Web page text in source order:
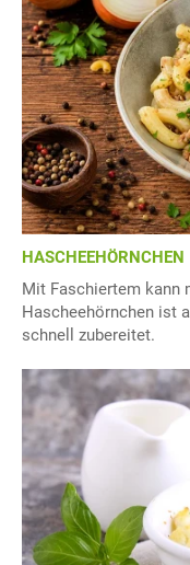
HASCHEEHÖRNCHEN
Mit Faschiertem kann
Hascheehörnchen ist
schnell zubereitet.